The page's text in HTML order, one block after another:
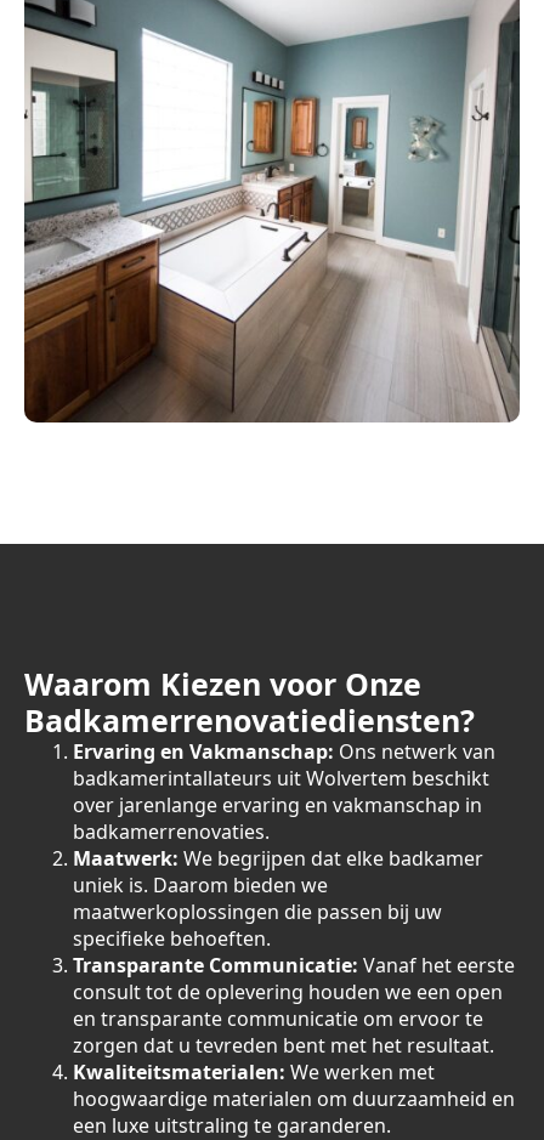
Waarom Kiezen voor Onze
Badkamerrenovatiediensten?
Ervaring en Vakmanschap: Ons netwerk van
badkamerintallateurs uit Wolvertem beschikt
over jarenlange ervaring en vakmanschap in
badkamerrenovaties.
Maatwerk: We begrijpen dat elke badkamer
uniek is. Daarom bieden we
maatwerkoplossingen die passen bij uw
specifieke behoeften.
Transparante Communicatie: Vanaf het eerste
consult tot de oplevering houden we een open
en transparante communicatie om ervoor te
zorgen dat u tevreden bent met het resultaat.
Kwaliteitsmaterialen: We werken met
hoogwaardige materialen om duurzaamheid en
een luxe uitstraling te garanderen.